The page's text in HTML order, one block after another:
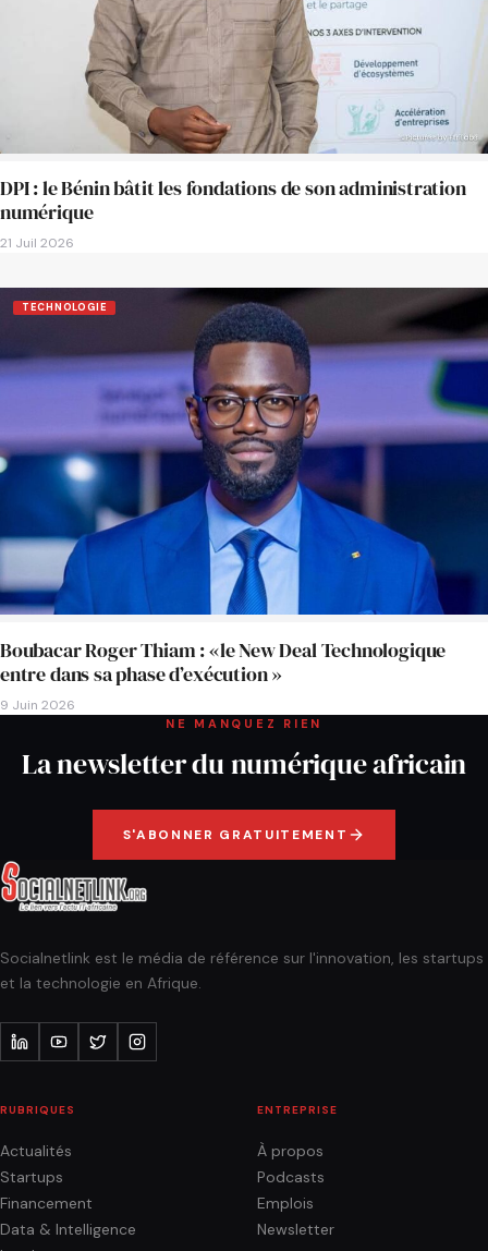
DPI : le Bénin bâtit les fondations de son administration
numérique
21 Juil 2026
TECHNOLOGIE
Boubacar Roger Thiam : «le New Deal Technologique
entre dans sa phase d’exécution »
9 Juin 2026
NE MANQUEZ RIEN
La newsletter du numérique africain
S'ABONNER GRATUITEMENT
Socialnetlink est le média de référence sur l'innovation, les startups
et la technologie en Afrique.
RUBRIQUES
Actualités
Startups
Financement
Data & Intelligence
ENTREPRISE
À propos
Podcasts
Emplois
Newsletter